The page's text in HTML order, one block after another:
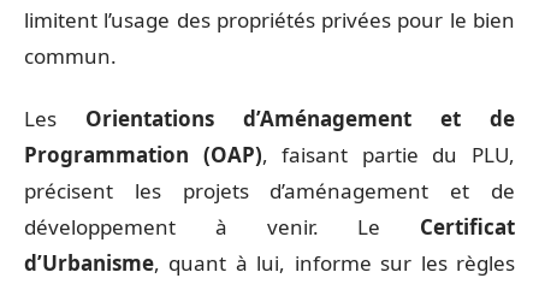
limitent l’usage des propriétés privées pour le bien
commun.
Les Orientations d’Aménagement et de
Programmation (OAP), faisant partie du PLU,
précisent les projets d’aménagement et de
développement à venir. Le Certificat
d’Urbanisme, quant à lui, informe sur les règles